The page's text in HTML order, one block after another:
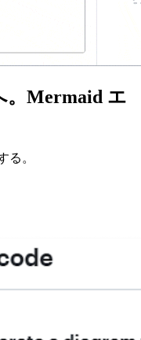
。Mermaid エ
る。